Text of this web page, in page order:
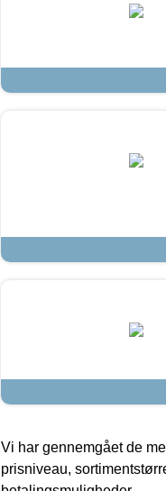
Vi har gennemgået de
prisniveau,